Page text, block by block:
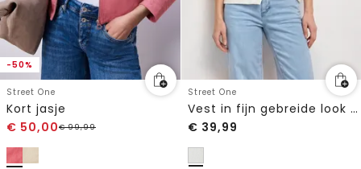
-50%
Street One
Kort jasje
€ 50,00€99,99
Street One
Vest in fijn gebreide look met V-hals
€ 39,99